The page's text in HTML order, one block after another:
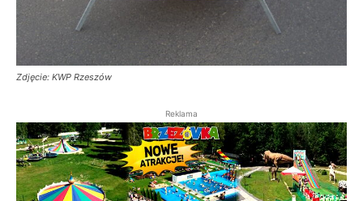
Zdjęcie: KWP Rzeszów
Reklama